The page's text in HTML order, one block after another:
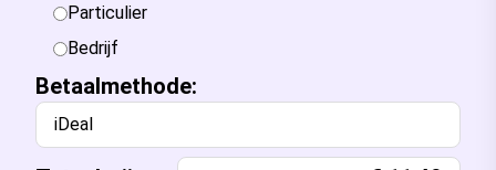
Particulier
Bedrijf
Betaalmethode:
iDeal